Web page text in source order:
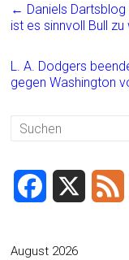
b
o
ok
l
← Daniels
ist es sinnvoll Bull zu
L. A. Dodgers
gegen Washington
c
August 2026